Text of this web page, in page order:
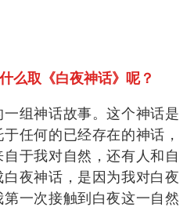
么取《白夜神话》呢？
组神话故事。这个神话是
任何的已经存在的神话，
于我对自然，还有人和自
夜神话，是因为我对白夜
一次接触到白夜这一自然